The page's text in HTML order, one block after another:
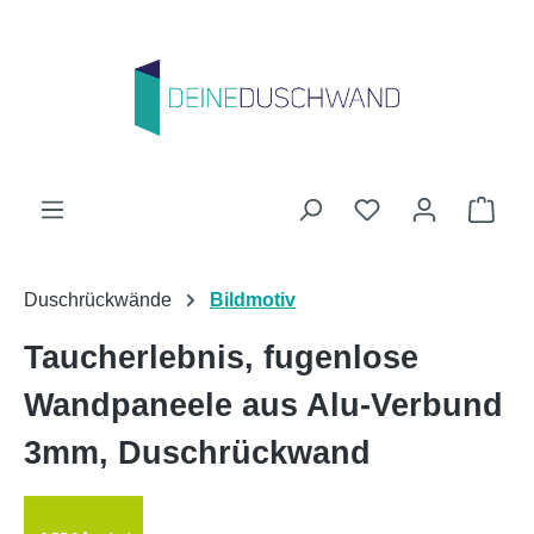
Du hast 0
Duschrückwände Bildmotiv
Taucherlebnis, fugenlose
Wandpaneele aus Alu-Verbund
3mm, Duschrückwand